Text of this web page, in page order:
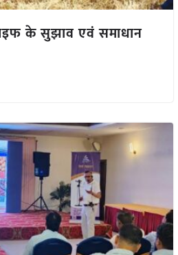
के सुझाव एवं समाधान